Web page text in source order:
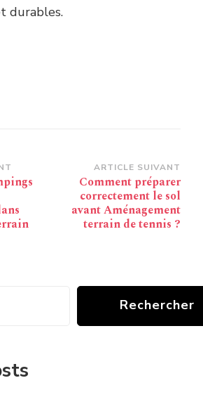
durables.
ARTICLE SUIVANT
Comment préparer
correctement le sol
avant Aménagement
terrain de tennis ?
Rechercher